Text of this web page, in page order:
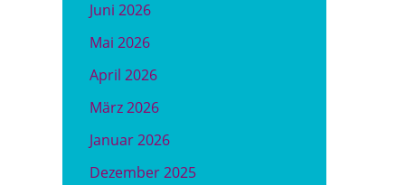
Juni 2026
Mai 2026
April 2026
März 2026
Januar 2026
Dezember 2025